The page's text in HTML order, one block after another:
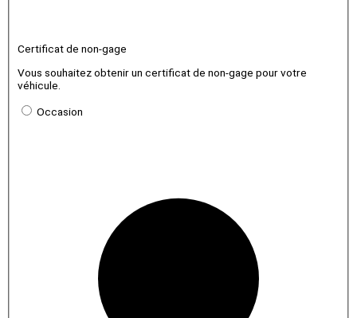
Certificat de non-gage
Vous souhaitez obtenir un certificat de non-gage pour votre
véhicule.
Occasion